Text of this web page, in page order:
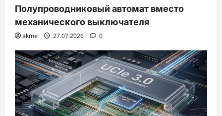
Полупроводниковый автомат вместо
механического выключателя
akme 27.07.2026 0